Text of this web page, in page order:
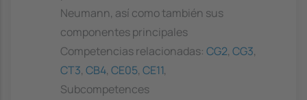
Neumann, así como también sus
componentes principales
Competencias relacionadas: CG2, CG3,
CT3, CB4, CE05, CE11,
Subcompetences